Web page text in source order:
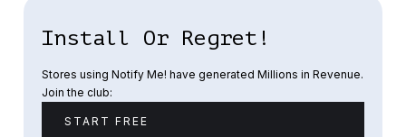
Install Or Regret!
Stores using Notify Me! have generated Millions in Revenue.
Join the club:
START FREE